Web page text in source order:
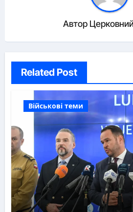
Автор
Related Post
Військові теми